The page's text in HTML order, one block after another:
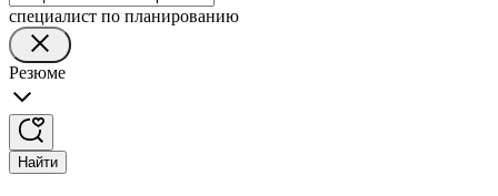
специалист по планированию
Резюме
Найти